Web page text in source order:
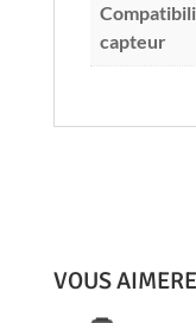
capteur
VOUS